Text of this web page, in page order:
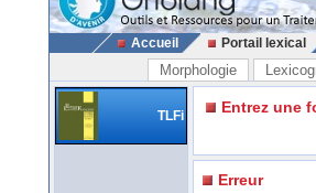
Accueil Portail lexical
Morphologie
TLFi Entrez une
Erreur